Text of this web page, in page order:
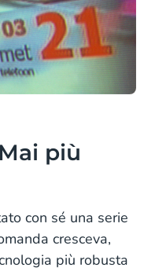
più
con sé una serie
cresceva,
più robusta